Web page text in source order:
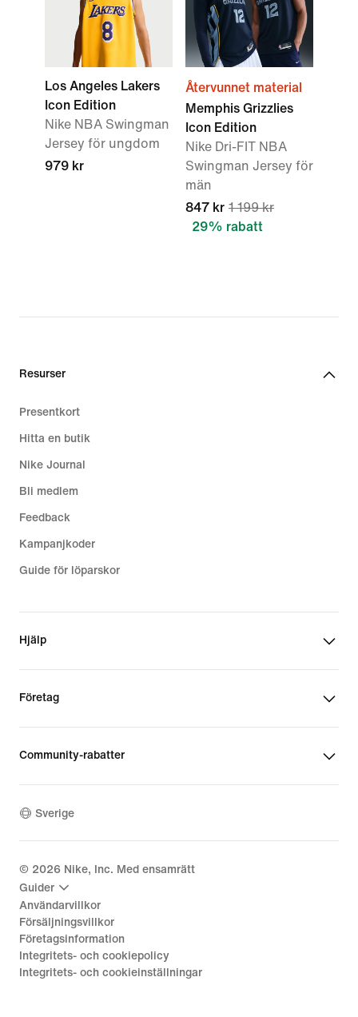
Los Angeles Lakers
Icon Edition
Nike NBA Swingman
Jersey för ungdom
979 kr
Återvunnet material
Memphis Grizzlies
Icon Edition
Nike Dri-FIT NBA
Swingman Jersey för
män
847 kr 1 199 kr
29% rabatt
Resurser
Presentkort
Hitta en butik
Nike Journal
Bli medlem
Feedback
Kampanjkoder
Guide för löparskor
Hjälp
Företag
Community-rabatter
Sverige
© 2026 Nike, Inc. Med ensamrätt
Guider
Användarvillkor
Försäljningsvillkor
Företagsinformation
Integritets- och cookiepolicy
Integritets- och cookieinställningar